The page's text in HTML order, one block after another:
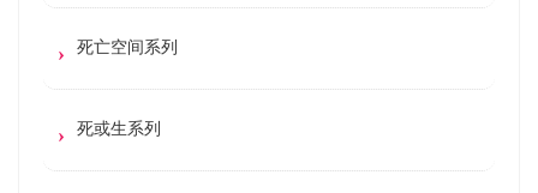
死亡空间系列
死或生系列